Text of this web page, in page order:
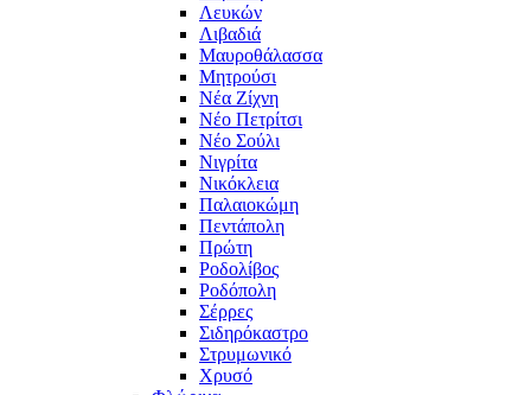
Λευκών
Λιβαδιά
Μαυροθάλασσα
Μητρούσι
Νέα Ζίχνη
Νέο Πετρίτσι
Νέο Σούλι
Νιγρίτα
Νικόκλεια
Παλαιοκώμη
Πεντάπολη
Πρώτη
Ροδολίβος
Ροδόπολη
Σέρρες
Σιδηρόκαστρο
Στρυμωνικό
Χρυσό